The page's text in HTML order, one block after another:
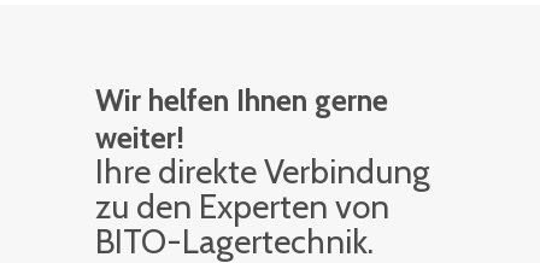
Wir helfen Ihnen gerne
weiter!
Ihre di­rek­te Ver­bin­dung
zu den Ex­per­ten von
BITO-La­ger­tech­nik.